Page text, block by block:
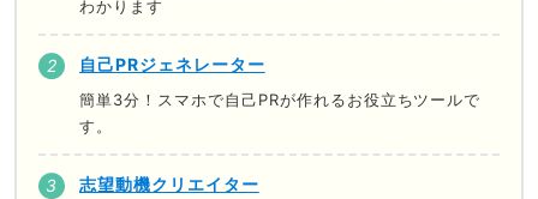
わかります
自己PRジェネレーター
簡単3分！スマホで自己PRが作れるお役立ちツールで
す。
志望動機クリエイター